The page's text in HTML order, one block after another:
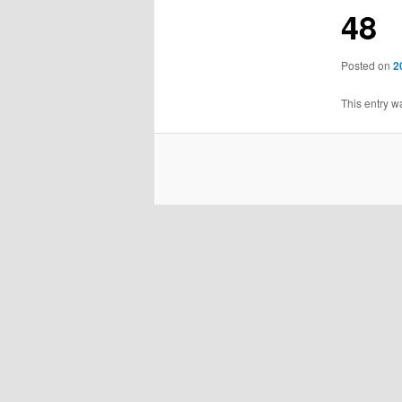
48
Posted on
This entry